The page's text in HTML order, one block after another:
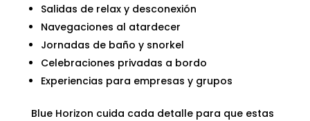
Salidas de relax y desconexión
Navegaciones al atardecer
Jornadas de baño y snorkel
Celebraciones privadas a bordo
Experiencias para empresas y grupos
Blue Horizon cuida cada detalle para que estas